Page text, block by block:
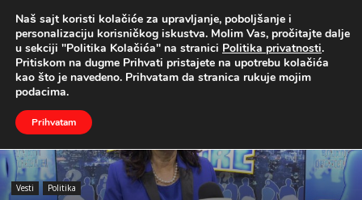
UŽIVO
Naslovna Vesti Politika
Vesti Politika
Naš sajt koristi kolačiće za upravljanje, poboljšanje i
personalizaciju korisničkog iskustva. Molim Vas, pročitajte dalje
u sekciji "Politika Kolačića" na stranici Politika privatnosti.
Pritiskom na dugme Prihvati pristajete na upotrebu kolačića
kao što je navedeno. Prihvatam da stranica rukuje mojim
podacima.
Prihvatam